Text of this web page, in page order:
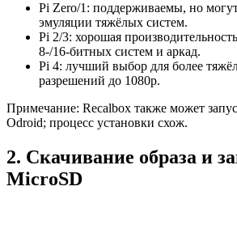
Pi Zero/1: поддерживаемы, но
эмуляции тяжёлых систем.
Pi 2/3: хорошая
8‑/16‑битных систем и аркад.
Pi 4: лучший выбор для более
разрешений до 1080p.
Примечание: Recalbox также может
Odroid; процесс установки схож.
2. Скачивание образа и
MicroSD